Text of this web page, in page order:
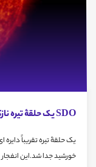
SDO یک حلقۀ تیره نازک را دید
خورشید جدا شد.این انفجار